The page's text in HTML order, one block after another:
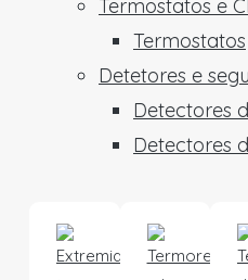
Termostatos e
Termostatos
Detetores e
Detectores
Detectores